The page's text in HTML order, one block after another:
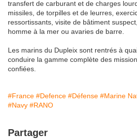
transfert de carburant et de charges
missiles, de torpilles et de leurres,
ressortissants, visite de bâtiment
homme à la mer ou avaries de barre.
Les marins du Dupleix sont rentrés à
conduire la gamme complète des
confiées.
#France #Defence #Défense #Marine
#Navy #RANO
Partager